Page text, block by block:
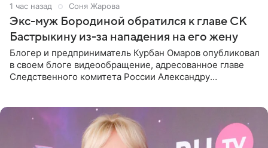
1 час назад Соня Жарова
Экс-муж Бородиной обратился к главе СК
Бастрыкину из-за нападения на его жену
Блогер и предприниматель Курбан Омаров опубликовал
в своем блоге видеообращение, адресованное главе
Следственного комитета России Александру